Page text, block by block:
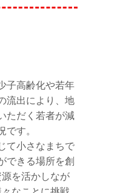
子高齢化や若年
流出により、地
ただく若者が減
す。
て小さなまちで
できる場所を創
を活かしなが